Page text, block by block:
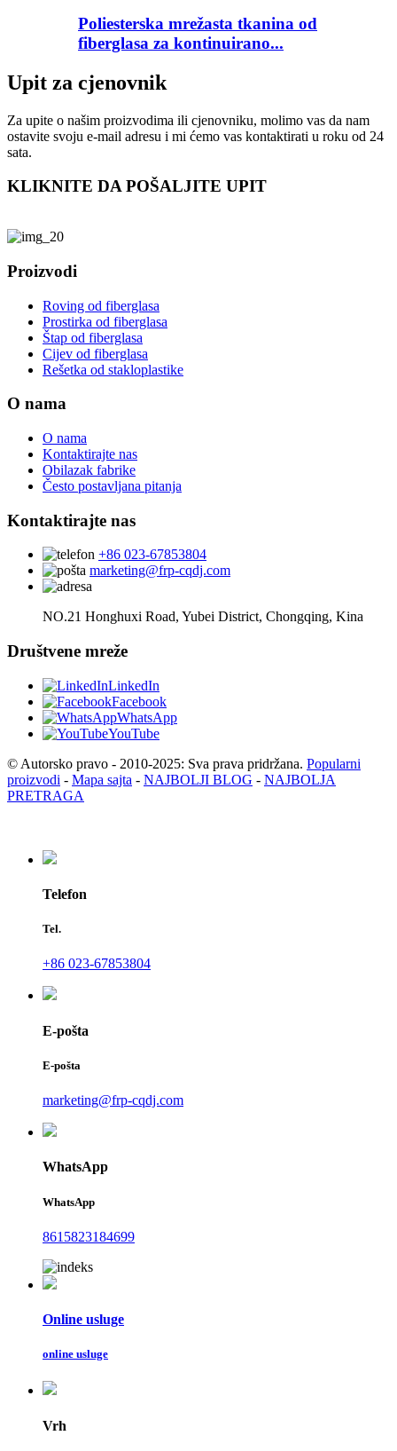
Poliesterska mrežasta tkanina od
fiberglasa za kontinuirano...
Upit za cjenovnik
Za upite o našim proizvodima ili cjenovniku, molimo vas da nam
ostavite svoju e-mail adresu i mi ćemo vas kontaktirati u roku od 24
sata.
KLIKNITE DA POŠALJITE UPIT
Proizvodi
Roving od fiberglasa
Prostirka od fiberglasa
Štap od fiberglasa
Cijev od fiberglasa
Rešetka od stakloplastike
O nama
O nama
Kontaktirajte nas
Obilazak fabrike
Često postavljana pitanja
Kontaktirajte nas
+86 023-67853804
marketing@frp-cqdj.com
NO.21 Honghuxi Road, Yubei District, Chongqing, Kina
Društvene mreže
LinkedIn
Facebook
WhatsApp
YouTube
© Autorsko pravo - 2010-2025: Sva prava pridržana. Popularni
proizvodi - Mapa sajta - NAJBOLJI BLOG - NAJBOLJA
PRETRAGA
Telefon
Tel.
+86 023-67853804
E-pošta
E-pošta
marketing@frp-cqdj.com
WhatsApp
WhatsApp
8615823184699
Online usluge
online usluge
Vrh